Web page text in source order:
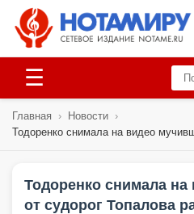
☰
Главная › Новости ›
Тодоренко снимала на видео
Тодоренко снимала
от судорог Топалова